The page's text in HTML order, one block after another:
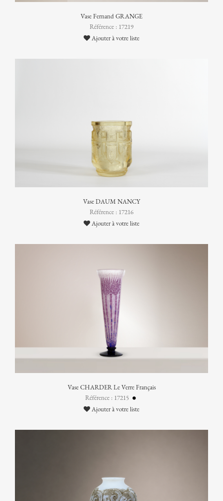
Vase Fernand GRANGE
Référence : 17219
Ajouter à votre liste
Vase DAUM NANCY
Référence : 17216
Ajouter à votre liste
Vase CHARDER Le Verre Français
Référence : 17215
Ajouter à votre liste